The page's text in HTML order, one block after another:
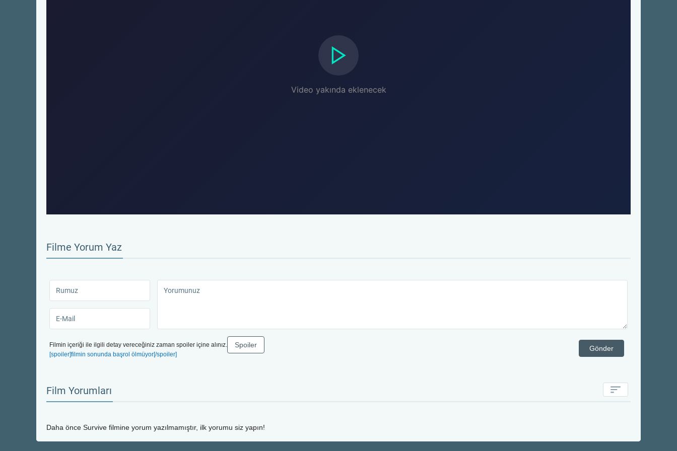
Video yakında eklenecek
Filme Yorum Yaz
Filmin içeriği ile ilgili detay vereceğiniz zaman spoiler içine alınız.
[spoiler]filmin sonunda başrol ölmüyor[/spoiler]
Gönder
Spoiler
Film Yorumları
Daha önce Survive filmine yorum yazılmamıştır, ilk yorumu siz yapın!